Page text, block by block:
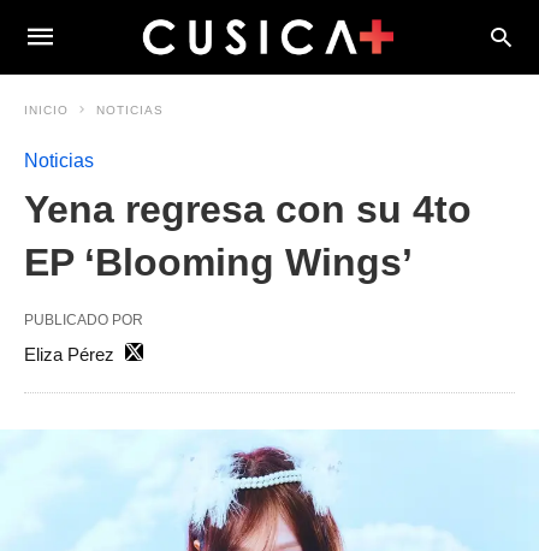
INICIO NOTICIAS
Noticias
Yena regresa con su 4to
EP ‘Blooming Wings’
PUBLICADO POR
Eliza Pérez